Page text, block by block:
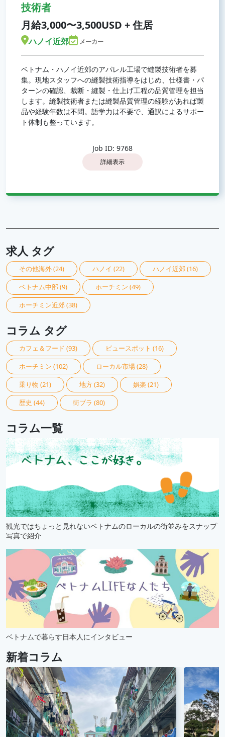
技術者
月給3,000〜3,500USD + 住居
ハノイ近郊 メーカー
ベトナム・ハノイ近郊のアパレル工場で縫製技術者を募
集。現地スタッフへの縫製技術指導をはじめ、仕様書・パ
ターンの確認、裁断・縫製・仕上げ工程の品質管理を担当
します。縫製技術者または縫製品質管理の経験があれば製
品や経験年数は不問。語学力は不要で、通訳によるサポー
ト体制も整っています。
Job ID: 9768
詳細表示
求人 タグ
その他海外(24) ハノイ (22) ハノイ近郊(16)
ベトナム中部(9) ホーチミン (49)
ホーチミン近郊(38)
コラム タグ
カフェ＆フード (93) ビュースポット (16)
ホーチミン (102) ローカル市場(28)
乗り物 (21) 地方(32) 娯楽 (21)
歴史 (44) 街ブラ (80)
コラム一覧
観光ではちょっと見れないベトナムのローカルの街並みをスナップ
写真で紹介
ベトナムで暮らす日本人にインタビュー
新着コラム